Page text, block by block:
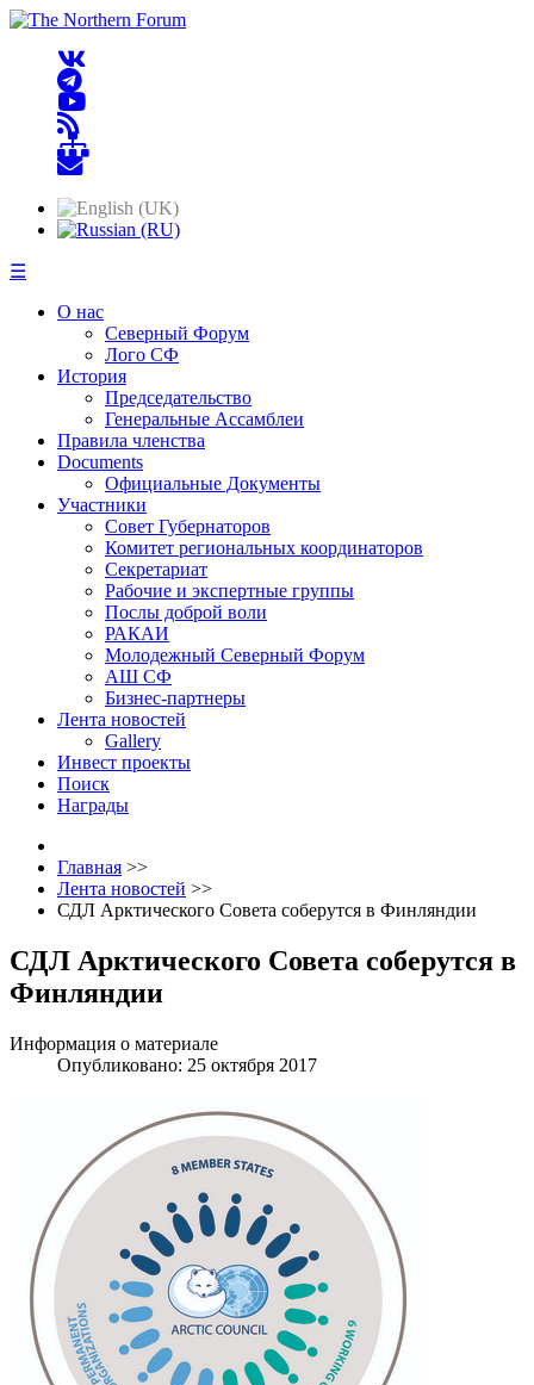
☰
О нас
Северный Форум
Лого СФ
История
Председательство
Генеральные Ассамблеи
Правила членства
Documents
Официальные Документы
Участники
Совет Губернаторов
Комитет региональных координаторов
Секретариат
Рабочие и экспертные группы
Послы доброй воли
РАКАИ
Молодежный Северный Форум
АШ СФ
Бизнес-партнеры
Лента новостей
Gallery
Инвест проекты
Поиск
Награды
Главная >>
Лента новостей >>
СДЛ Арктического Совета соберутся в Финляндии
СДЛ Арктического Совета соберутся в
Финляндии
Информация о материале
Опубликовано: 25 октября 2017